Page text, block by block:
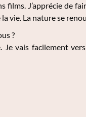
films. J’apprécie de
vie. La nature se
?
Je vais facilement